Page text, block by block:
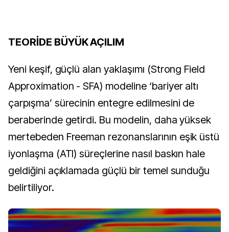
TEORİDE BÜYÜK AÇILIM
Yeni keşif, güçlü alan yaklaşımı (Strong Field
Approximation - SFA) modeline ‘bariyer altı
çarpışma’ sürecinin entegre edilmesini de
beraberinde getirdi. Bu modelin, daha yüksek
mertebeden Freeman rezonanslarının eşik üstü
iyonlaşma (ATI) süreçlerine nasıl baskın hale
geldiğini açıklamada güçlü bir temel sunduğu
belirtiliyor.